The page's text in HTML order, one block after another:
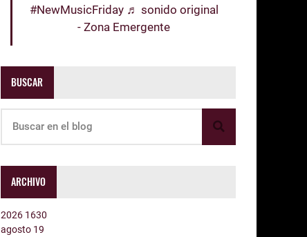
#NewMusicFriday ♬ sonido original
- Zona Emergente
BUSCAR
ARCHIVO
2026 1630
agosto 19